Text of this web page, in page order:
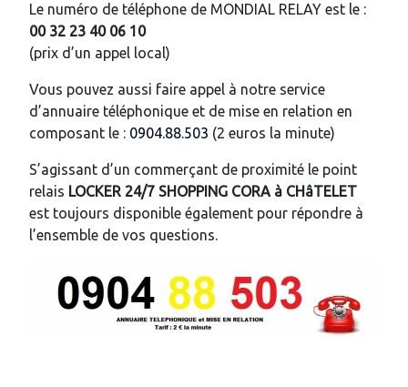
Le numéro de téléphone de MONDIAL RELAY est le :
00 32 23 40 06 10
(prix d’un appel local)
Vous pouvez aussi faire appel à notre service
d’annuaire téléphonique et de mise en relation en
composant le : 0904.88.503 (2 euros la minute)
S’agissant d’un commerçant de proximité le point
relais LOCKER 24/7 SHOPPING CORA à CHâTELET
est toujours disponible également pour répondre à
l’ensemble de vos questions.